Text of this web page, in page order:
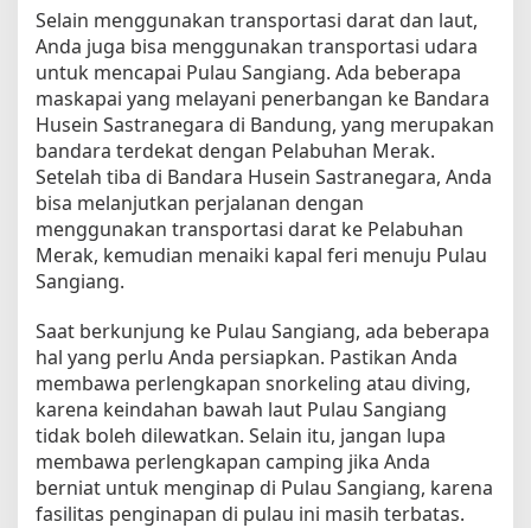
Selain menggunakan transportasi darat dan laut,
Anda juga bisa menggunakan transportasi udara
untuk mencapai Pulau Sangiang. Ada beberapa
maskapai yang melayani penerbangan ke Bandara
Husein Sastranegara di Bandung, yang merupakan
bandara terdekat dengan Pelabuhan Merak.
Setelah tiba di Bandara Husein Sastranegara, Anda
bisa melanjutkan perjalanan dengan
menggunakan transportasi darat ke Pelabuhan
Merak, kemudian menaiki kapal feri menuju Pulau
Sangiang.
Saat berkunjung ke Pulau Sangiang, ada beberapa
hal yang perlu Anda persiapkan. Pastikan Anda
membawa perlengkapan snorkeling atau diving,
karena keindahan bawah laut Pulau Sangiang
tidak boleh dilewatkan. Selain itu, jangan lupa
membawa perlengkapan camping jika Anda
berniat untuk menginap di Pulau Sangiang, karena
fasilitas penginapan di pulau ini masih terbatas.